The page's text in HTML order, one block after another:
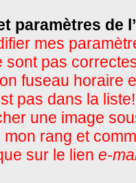
paramètres de
mes
sont pas
fuseau horaire
pas dans la liste!
une image
mon rang et
sur le lien e-